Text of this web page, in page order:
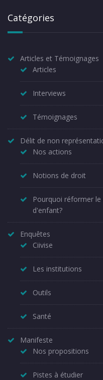
Catégories
Articles et Témoignages
Articles
Interviews
Témoignages
Délit de non
Nos actions
Notions de droit
Pourquoi réformer
d'enfant?
Enquêtes
Ciivise
Les institutions
Outils
Santé
Manifeste
Nos propositions
Pistes à étudier